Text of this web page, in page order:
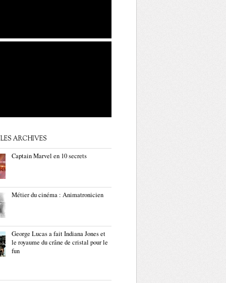
ARCHIVES
Captain Marvel en 10 secrets
Métier du cinéma : Animatronicien
George Lucas a fait Indiana Jones et
le royaume du crâne de cristal pour le
fun